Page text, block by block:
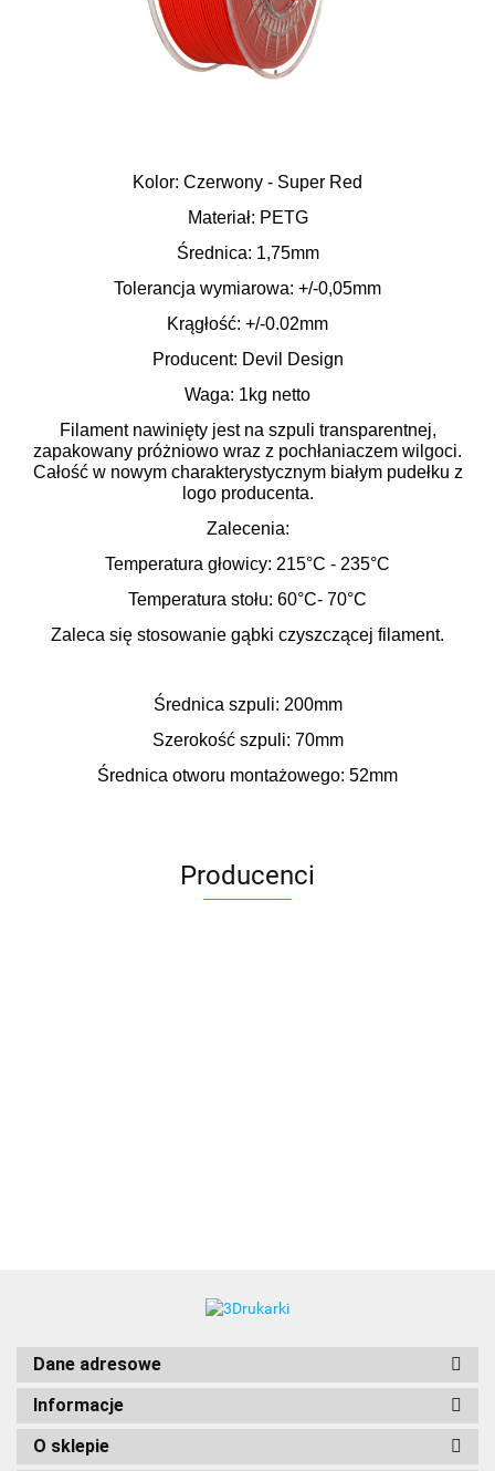
Kolor: Czerwony - Super Red
Materiał: PETG
Średnica: 1,75mm
Tolerancja wymiarowa: +/-0,05mm
Krągłość: +/-0.02mm
Producent: Devil Design
Waga: 1kg netto
Filament nawinięty jest na szpuli transparentnej,
zapakowany próżniowo wraz z pochłaniaczem wilgoci.
Całość w nowym charakterystycznym białym pudełku z
logo producenta.
Zalecenia:
Temperatura głowicy: 215°C - 235°C
Temperatura stołu: 60°C- 70°C
Zaleca się stosowanie gąbki czyszczącej filament.
Średnica szpuli: 200mm
Szerokość szpuli: 70mm
Średnica otworu montażowego: 52mm
Producenci
Dane adresowe
Informacje
O sklepie